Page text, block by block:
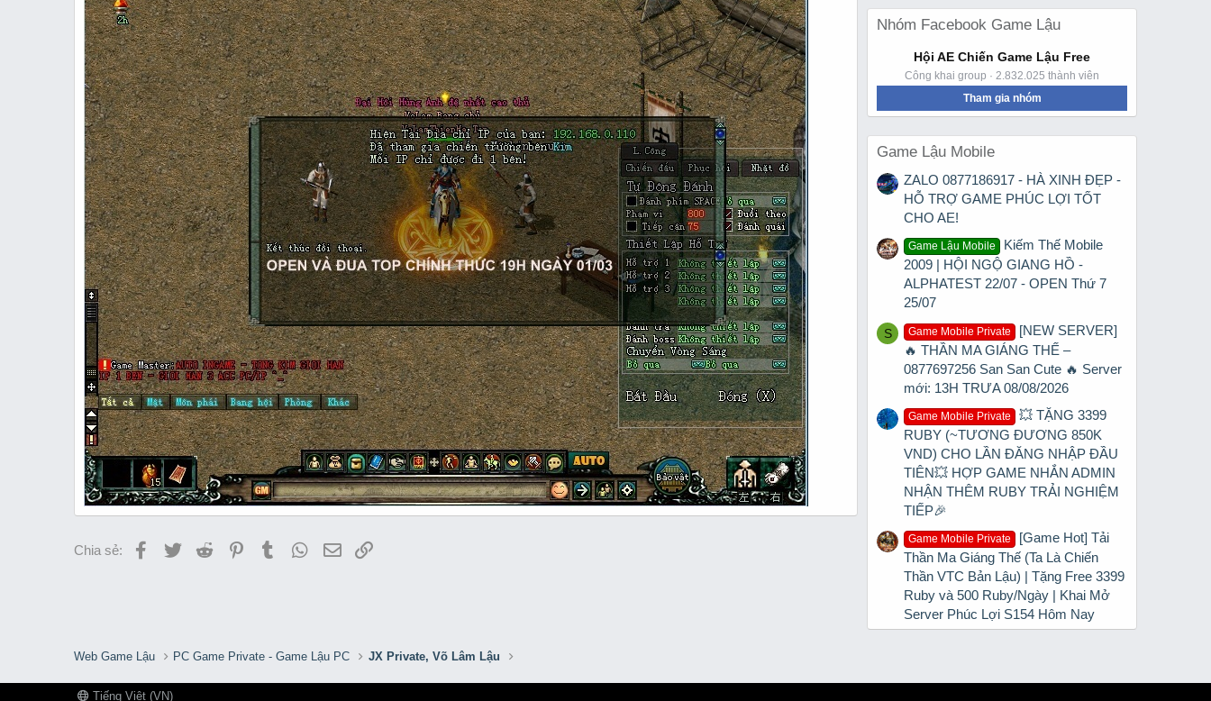
Chia sẻ: Facebook
TwitterReddit PinterestTumblr WhatsApp
EmailLink
Nhóm Facebook Game Lậu
Hội AE Chiến Game Lậu Free
Công khai group · 2.832.025 thành viên
Tham gia nhóm
Game Lậu Mobile
ZALO 0877186917 - HÀ XINH ĐẸP -
HỖ TRỢ GAME PHÚC LỢI TỐT
CHO AE!
Game Lậu Mobile
Kiếm Thế Mobile
2009 | HỘI NGỘ GIANG HỒ -
ALPHATEST 22/07 - OPEN Thứ 7
25/07
S Game Mobile Private
[NEW SERVER]
🔥 THẦN MA GIÁNG THẾ –
0877697256 San San Cute 🔥 Server
mới: 13H TRƯA 08/08/2026
Game Mobile Private
💥 TẶNG 3399
RUBY (~TƯƠNG ĐƯƠNG 850K
VND) CHO LẦN ĐĂNG NHẬP ĐẦU
TIÊN💥 HỢP GAME NHẮN ADMIN
NHẬN THÊM RUBY TRẢI NGHIỆM
TIẾP🎉
Game Mobile Private
[Game Hot] Tải
Thần Ma Giáng Thế (Ta Là Chiến
Thần VTC Bản Lậu) | Tặng Free 3399
Ruby và 500 Ruby/Ngày | Khai Mở
Server Phúc Lợi S154 Hôm Nay
Web Game Lậu PC Game Private - Game Lậu PC JX Private, Võ Lâm Lậu
Tiếng Việt (VN)